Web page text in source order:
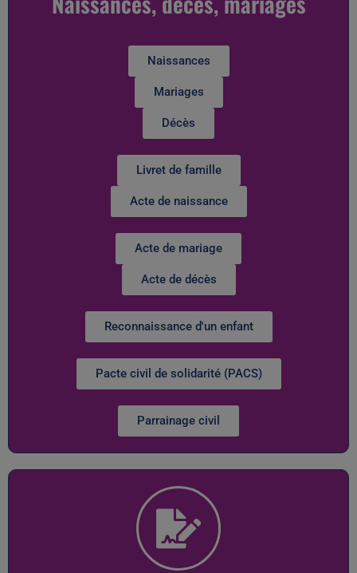
Naissances
Mariages
Décès
Livret de famille
Acte de naissance
Acte de mariage
Acte de décès
Reconnaissance d'un enfant
Pacte civil de solidarité (PACS)
Parrainage civil